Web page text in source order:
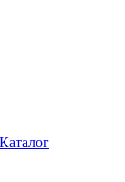
Каталог